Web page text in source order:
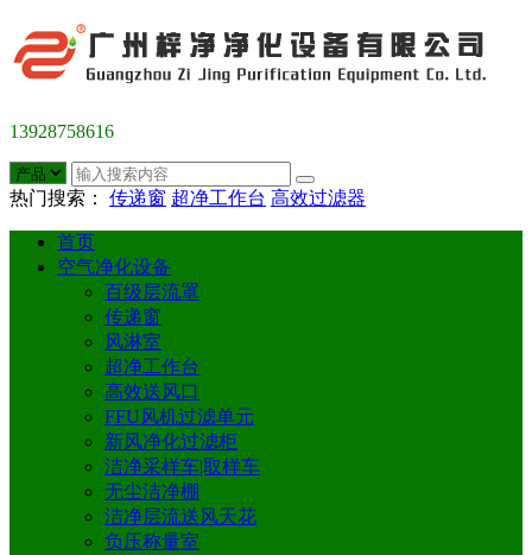
13928758616
热门搜索： 传递窗 超净工作台 高效过滤器
首页
空气净化设备
百级层流罩
传递窗
风淋室
超净工作台
高效送风口
FFU风机过滤单元
新风净化过滤柜
洁净采样车|取样车
无尘洁净棚
洁净层流送风天花
负压称量室